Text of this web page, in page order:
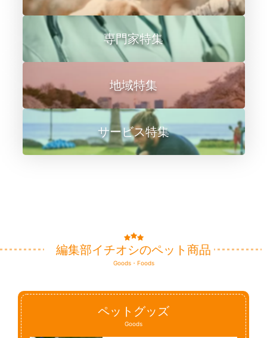
専門家特集
地域特集
サービス特集
編集部イチオシのペット商品
Goods・Foods
ペットグッズ
Goods